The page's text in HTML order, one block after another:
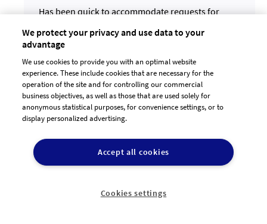
Has been quick to accommodate requests for
requests!
22:07:24
We protect your privacy and use data to your
advantage
We use cookies to provide you with an optimal website
experience. These include cookies that are necessary for the
operation of the site and for controlling our commercial
business objectives, as well as those that are used solely for
anonymous statistical purposes, for convenience settings, or to
display personalized advertising.
Accept all cookies
Cookies settings